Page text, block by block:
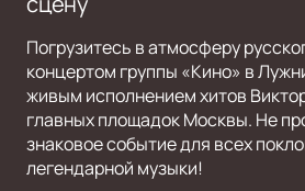
Погрузитесь в атмосферу
концертом группы «Кино» в
живым исполнением хитов
главных площадок Москвы. Не
знаковое событие для всех
легендарной музыки!